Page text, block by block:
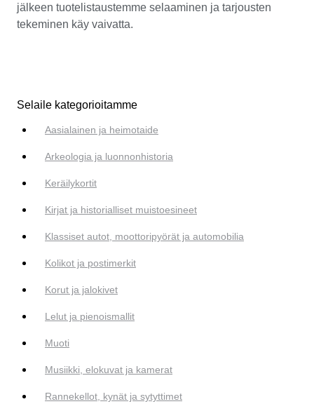
jälkeen tuotelistaustemme selaaminen ja tarjousten
tekeminen käy vaivatta.
Selaile kategorioitamme
Aasialainen ja heimotaide
Arkeologia ja luonnonhistoria
Keräilykortit
Kirjat ja historialliset muistoesineet
Klassiset autot, moottoripyörät ja automobilia
Kolikot ja postimerkit
Korut ja jalokivet
Lelut ja pienoismallit
Muoti
Musiikki, elokuvat ja kamerat
Rannekellot, kynät ja sytyttimet